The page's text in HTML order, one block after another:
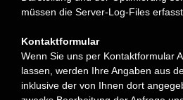
müssen die Server-Log-Files erfasst
Kontaktformular
Wenn Sie uns per Kontaktformular
lassen, werden Ihre Angaben aus
inklusive der von Ihnen dort